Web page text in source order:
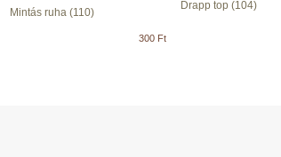
Mintás ruha (110)
Drapp top (104)
300 Ft